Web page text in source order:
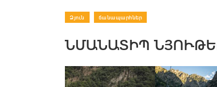
Ձյուն ճանապարհներ
ՆՄԱՆԱՏԻՊ